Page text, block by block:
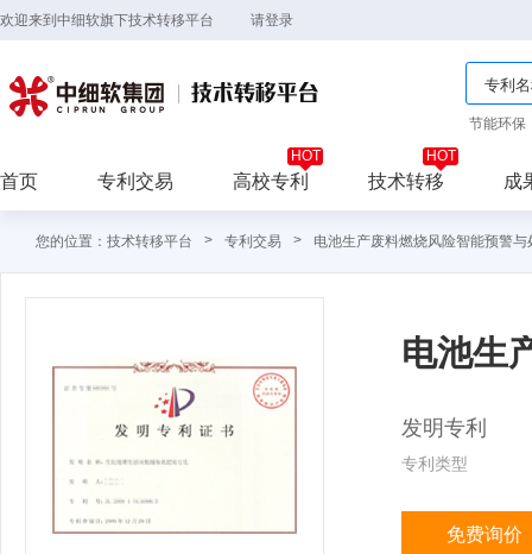
欢迎来到中细软旗下技术转移平台 请登录
节能环保
首页 专利交易 高校专利 技术转移 成
您的位置：技术转移平台 > 专利交易 > 电池生产废料燃烧风险智能预警与
电池生
发明专利
专利类型
免费询价